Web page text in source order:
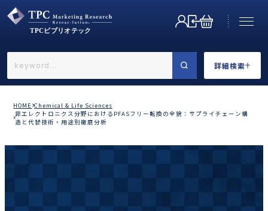
詳細検索
←戻る
HOME Chemical & Life Sciences
非エレクトロニクス分野におけるPFASフリー転換の全貌：サプライチェーン構
造と代替技術・用途別徹底分析